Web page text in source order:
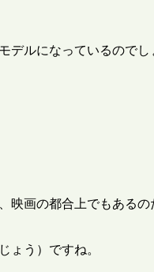
デルになっているのでし
画の都合上でもある
ょう）ですね。